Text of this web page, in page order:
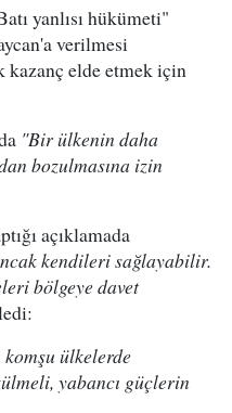
yanlısı hükümeti"
verilmesi
kazanç elde etmek için
"Bir ülkenin daha
bozulmasına izin
açıklamada
kendileri sağlayabilir.
bölgeye davet
komşu ülkelerde
yabancı güçlerin